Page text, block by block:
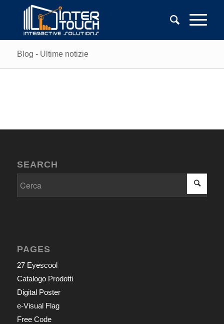
Blog - Ultime notizie
SEARCH
PAGES
27 Eyescool
Catalogo Prodotti
Digital Poster
e-Visual Flag
Free Code